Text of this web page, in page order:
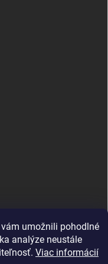
umožnili pohodlné
analýze neustále
Viac informácií
100091961793102/